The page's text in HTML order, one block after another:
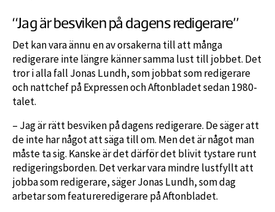
“Jag är besviken på dagens redigerare”
Det kan vara ännu en av orsakerna till att många
redigerare inte längre känner samma lust till jobbet. Det
tror i alla fall Jonas Lundh, som jobbat som redigerare
och nattchef på Expressen och Aftonbladet sedan 1980-
talet.
– Jag är rätt besviken på dagens redigerare. De säger att
de inte har något att säga till om. Men det är något man
måste ta sig. Kanske är det därför det blivit tystare runt
redigeringsborden. Det verkar vara mindre lustfyllt att
jobba som redigerare, säger Jonas Lundh, som dag
arbetar som featureredigerare på Aftonbladet.